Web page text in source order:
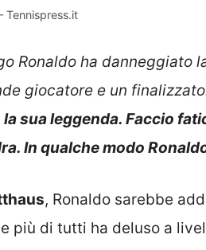
Tennispress.it
Ronaldo ha danneggiato
giocatore e un
sua leggenda. Faccio
In qualche modo
, Ronaldo sarebbe
più di tutti ha deluso a